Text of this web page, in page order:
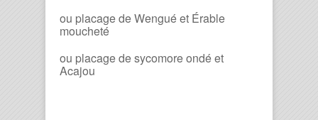
ou placage de Wengué et Érable
moucheté
ou placage de sycomore ondé et
Acajou